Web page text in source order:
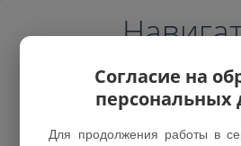
Согласие на
персональных
Для продолжения работы в